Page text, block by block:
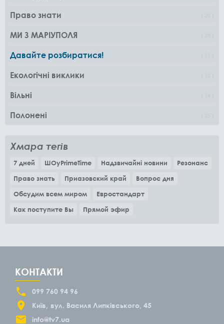
Право знати
МИ З МАРІУПОЛЯ
Давайте розбиратися!
Екологічні виклики
Вільні
Полонені
Хмара тегів
7 дней ШОуPrimeTime Надзвичайні новини
Резонанс
Право знать
Приазовский край
Вопрос дня
Обсудим всем миром
Евростандарт
Как поступите Вы
Прямой эфир
КОНТАКТИ
099 760 94 96
Київ
вул. Василя Липківського, 45
info@tv7.ua